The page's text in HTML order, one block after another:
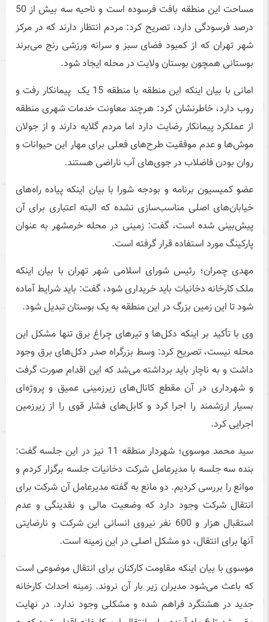
مساحت این منطقه بافت فرسوده است و ناحیه سه بیش از 50
درصد فرسودگی دارد، تصریح کرد: مردم انتظار دارند که در مرکز
شهر تهران که از کمبود فضای سبز و سرانه ورزشی رنج می‌برند
بوستانی همچون بوستان ولایت در محله ایجاد شود.
امانی با بیان اینکه این منطقه با منطقه 15 یک پیمانکار رفت و
روب دارد، خاطرنشان کرد: هرچند معاونت خدمات شهری منطقه
از عملکرد پیمانکار رضایت دارد اما مردم گلایه دارند و از جولان
موش‌ها و عدم موفقیت طرح‌های فعلی برای مهار این حیوانات و
روان بودن فاضلاب در جوی‌های آب ناراضی هستند.
عضو کمیسیون برنامه و بودجه شورا با بیان اینکه پیاده راه‌های
خیابان‌های اصلی مناسب‌سازی نشده که البته اعتباری برای آن
پیش‌بینی شده است، گفت: زمینی در محله خرمشهر به عنوان
پارکینگ مورد استفاده قرار گرفته است.
مهدی چمران؛ رئیس شورای اسلامی شهر تهران با بیان اینکه
ملک کارخانه دخانیات باید خریداری شود، گفت: باید شرایط آماده
شود تا این زمین بزرگ در این منطقه به یک بوستان تبدیل شود.
وی با تأکید بر اینکه دکل‌ها و تیرهای چراغ برق تنها مشکل این
محله نیست، تصریح کرد: وسط بزرگراه صدر دکل‌های برق وجود
داشت و به ناچار باید برداشته می‌شد که این اقدام صورت گرفت
و شهرداری در آن مقطع کانال‌های زیرزمینی عمیق و پروژه‌ای
بسیار ارزشمند را اجرا کرد و کابل‌های فشار قوی را از زیرزمین
اجرایی کرد.
سید محمد موسوی؛ شهردار منطقه 11 نیز در این جلسه گفت:
بنده سه جلسه با مدیرعامل شرکت دخانیات جلسه برگزار کردم و
موانع را بررسی کردیم. دو مانع به گفته مدیرعامل آن شرکت برای
انتقال شرکت وجود دارد که وضعیت مالی و نقدینگی و عدم
استقبال هزار و 600 نفر نیروی انسانی این شرکت و نارضایتی
آنها برای انتقال، دو مشکل اصلی در این زمینه است.
موسوی با بیان اینکه مقاومت کارکنان برای انتقال موضوعی است
که باعث می‌شود مدیران زیر بار آن نروند. زمینه احداث کارخانه
جدید در هشتگرد فراهم شده و مشکلی وجود ندارد. در نهایت